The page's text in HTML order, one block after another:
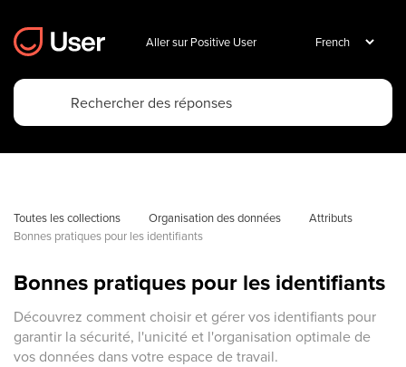
Aller sur Positive User
Toutes les collections Organisation des données
Attributs
Bonnes pratiques pour les identifiants
Bonnes pratiques pour les identifiants
Découvrez comment choisir et gérer vos identifiants pour
garantir la sécurité, l'unicité et l'organisation optimale de
vos données dans votre espace de travail.